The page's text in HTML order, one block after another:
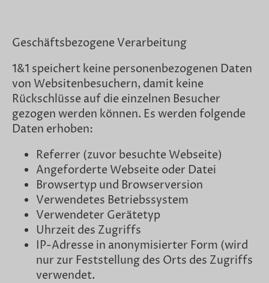
Geschäftsbezogene Verarbeitung
1&1 speichert keine personenbezogenen Daten
von Websitenbesuchern, damit keine
Rückschlüsse auf die einzelnen Besucher
gezogen werden können. Es werden folgende
Daten erhoben:
Referrer (zuvor besuchte Webseite)
Angeforderte Webseite oder Datei
Browsertyp und Browserversion
Verwendetes Betriebssystem
Verwendeter Gerätetyp
Uhrzeit des Zugriffs
IP-Adresse in anonymisierter Form (wird
nur zur Feststellung des Orts des Zugriffs
verwendet.